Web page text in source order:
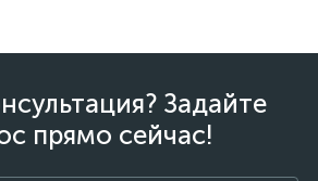
Задайте
прямо сейчас!